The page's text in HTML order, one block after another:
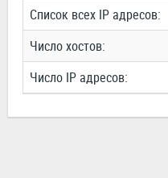
Список всех IP адресов:
Число хостов:
Число IP адресов: